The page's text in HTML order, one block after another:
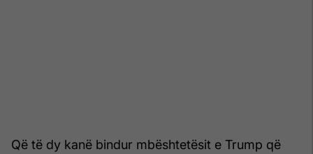
Që të dy kanë bindur mbështetësit e Trump që